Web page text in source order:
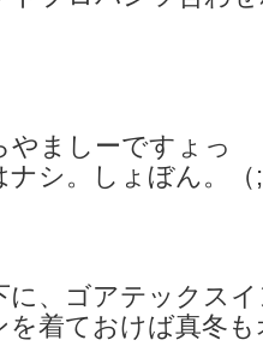
やましーですょっ
ナシ。しょぼん。（
に、ゴアテックス
を着ておけば真冬